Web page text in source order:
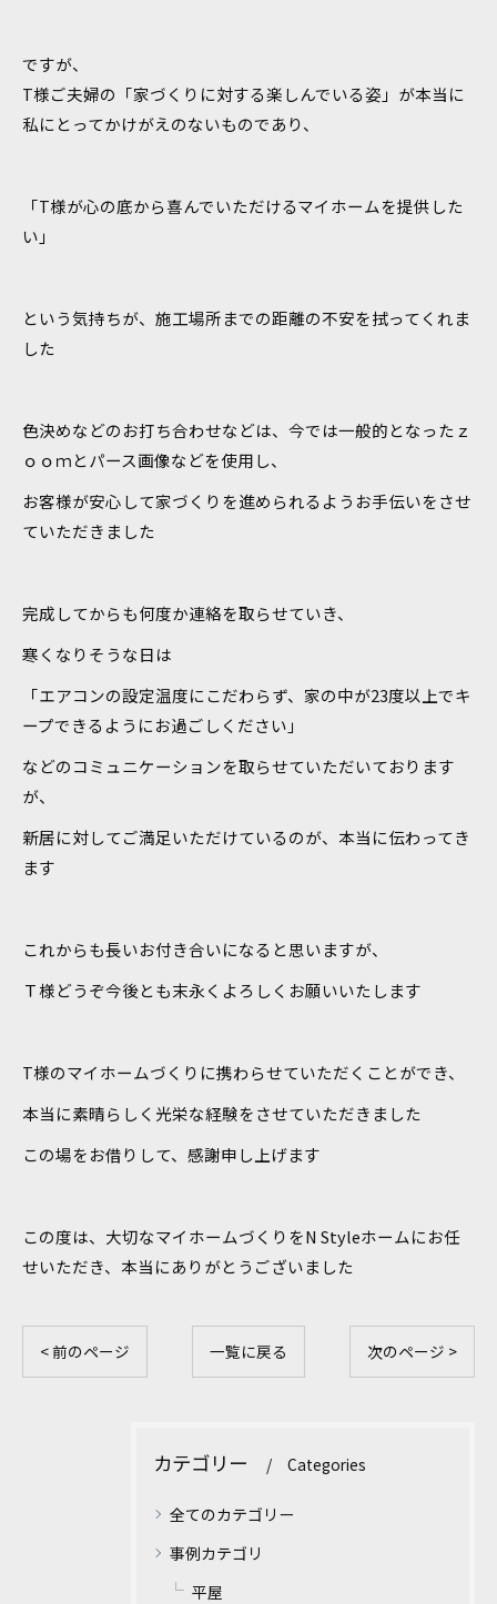
ですが、
T様ご夫婦の「家づくりに対する楽しんでいる姿」が本当に
私にとってかけがえのないものであり、
「T様が心の底から喜んでいただけるマイホームを提供した
い」
という気持ちが、施工場所までの距離の不安を拭ってくれま
した
色決めなどのお打ち合わせなどは、今では一般的となったｚ
ｏｏｍとパース画像などを使用し、
お客様が安心して家づくりを進められるようお手伝いをさせ
ていただきました
完成してからも何度か連絡を取らせていき、
寒くなりそうな日は
「エアコンの設定温度にこだわらず、家の中が23度以上でキ
ープできるようにお過ごしください」
などのコミュニケーションを取らせていただいております
が、
新居に対してご満足いただけているのが、本当に伝わってき
ます
これからも長いお付き合いになると思いますが、
Ｔ様どうぞ今後とも末永くよろしくお願いいたします
T様のマイホームづくりに携わらせていただくことができ、
本当に素晴らしく光栄な経験をさせていただきました
この場をお借りして、感謝申し上げます
この度は、大切なマイホームづくりをN Styleホームにお任
せいただき、本当にありがとうございました
< 前のページ 一覧に戻る 次のページ >
カテゴリー Categories
全てのカテゴリー
事例カテゴリ
平屋